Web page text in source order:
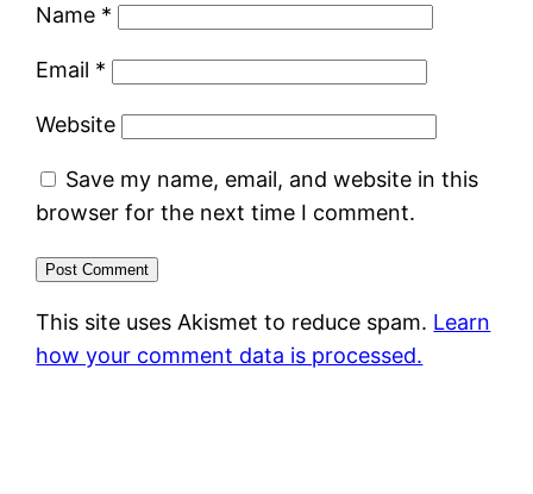
Name *
Email *
Website
Save my name, email, and website in this
browser for the next time I comment.
This site uses Akismet to reduce spam. Learn
how your comment data is processed.